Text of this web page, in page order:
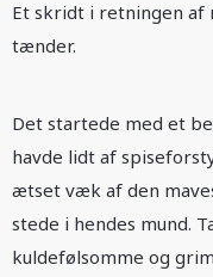
Et skridt i retningen af
tænder.
Det startede med et
havde lidt af
ætset væk af den
stede i hendes mund.
kuldefølsomme og